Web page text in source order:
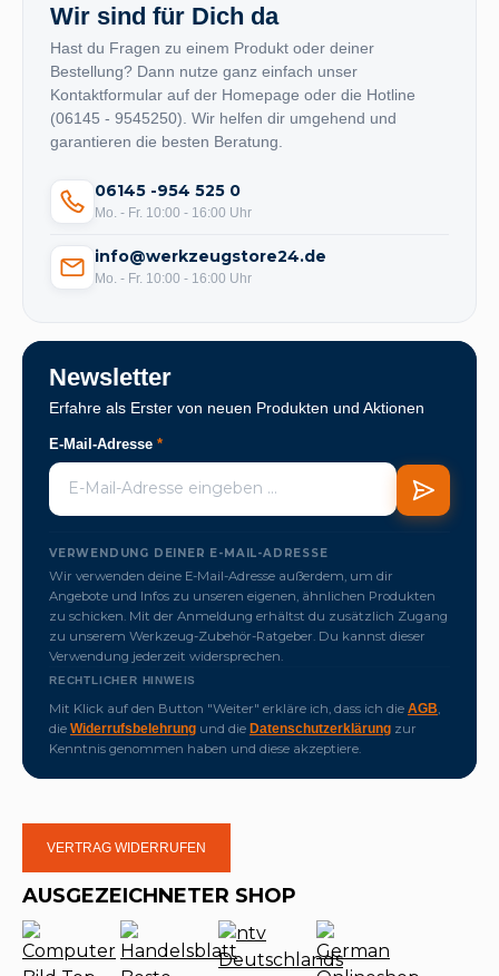
Wir sind für Dich da
Hast du Fragen zu einem Produkt oder deiner
Bestellung? Dann nutze ganz einfach unser
Kontaktformular auf der Homepage oder die Hotline
(06145 - 9545250). Wir helfen dir umgehend und
garantieren die besten Beratung.
06145 -954 525 0
Mo. - Fr. 10:00 - 16:00 Uhr
info@werkzeugstore24.de
Mo. - Fr. 10:00 - 16:00 Uhr
Newsletter
Erfahre als Erster von neuen Produkten und Aktionen
E-Mail-Adresse *
VERWENDUNG DEINER E-MAIL-ADRESSE
Wir verwenden deine E-Mail-Adresse außerdem, um dir
Angebote und Infos zu unseren eigenen, ähnlichen Produkten
zu schicken. Mit der Anmeldung erhältst du zusätzlich Zugang
zu unserem Werkzeug-Zubehör-Ratgeber. Du kannst dieser
Verwendung jederzeit widersprechen.
RECHTLICHER HINWEIS
Mit Klick auf den Button "Weiter" erkläre ich, dass ich die AGB
die Widerrufsbelehrung und die Datenschutzerklärung zur
Kenntnis genommen haben und diese akzeptiere.
VERTRAG WIDERRUFEN
AUSGEZEICHNETER SHOP